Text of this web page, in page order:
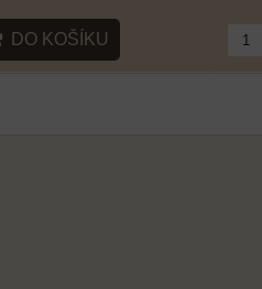
DO KOŠÍKU